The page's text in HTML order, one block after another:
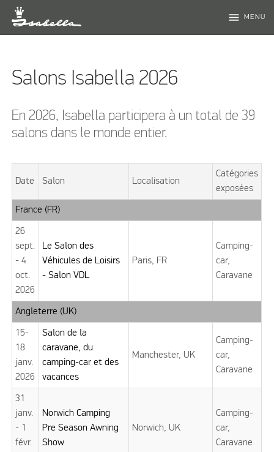
menu MENU
Salons Isabella 2026
En 2026, Isabella participera à un total de 39
salons dans le monde entier.
Date Salon Localisation
Catégories
exposées
France (FR)
26
sept.
- 4
oct.
2026
Le Salon des
Véhicules de Loisirs
- Salon VDL
Paris, FR
Camping-
car,
Caravane
Angleterre (UK)
15-
18
janv.
2026
Salon de la
caravane, du
camping-car et des
vacances
Manchester, UK
Camping-
car,
Caravane
31
janv.
- 1
févr.
Norwich Camping
Pre Season Awning
Show
Norwich, UK
Camping-
car,
Caravane